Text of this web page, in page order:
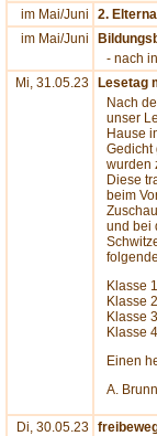
im Mai/Juni
2.
im Mai/Juni
- nach
Mi, 31.05.23
Lesetag
Nach
unser
Hause
Gedicht
wurden
Diese
beim
und bei
Klasse
Klasse
Klasse
Klasse
Einen
A.
Di, 30.05.23